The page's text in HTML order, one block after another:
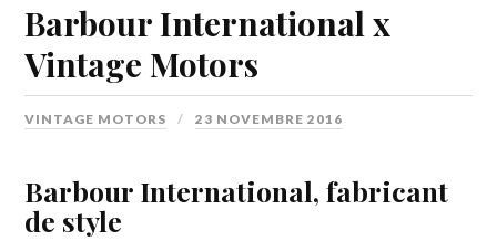
Barbour International x
Vintage Motors
VINTAGE MOTORS 23 NOVEMBRE 2016
Barbour International, fabricant
de style